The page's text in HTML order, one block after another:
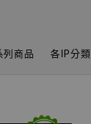
列商品 各IP分類